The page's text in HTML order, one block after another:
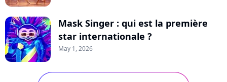
Mask Singer : qui est la première
star internationale ?
May 1, 2026